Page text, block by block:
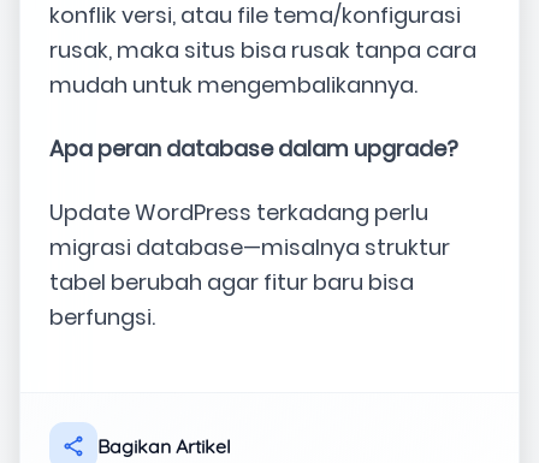
konflik versi, atau file tema/konfigurasi
rusak, maka situs bisa rusak tanpa cara
mudah untuk mengembalikannya.
Apa peran database dalam upgrade?
Update WordPress terkadang perlu
migrasi database—misalnya struktur
tabel berubah agar fitur baru bisa
berfungsi.
Bagikan Artikel